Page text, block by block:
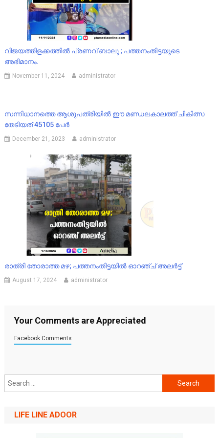
വിജയത്തിളക്കത്തിൽ പ്രണവ് ബാലു ; പത്തനംതിട്ടയുടെ
അഭിമാനം.
November 11, 2024 administrator
സന്നിധാനത്തെ ആശുപത്രിയിൽ ഈ മണ്ഡലകാലത്ത് ചികിത്സ
തേടിയത് 45105 പേർ
December 21, 2023 administrator
രാത്രി തോരാത്ത മഴ; പത്തനംതിട്ടയിൽ ഓറഞ്ച് അലർട്ട്
August 17, 2024 administrator
Your Comments are Appreciated
Facebook Comments
Search
for:
LIFE LINE ADOOR